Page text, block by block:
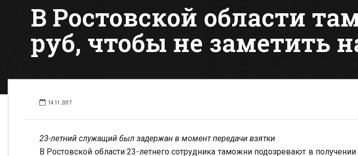
В Ростовской области
руб, чтобы не заметить
14.11.2017
23-летний служащий был задержан в момент передачи взятки
В Ростовской области 23-летнего сотрудника таможни подозревают в